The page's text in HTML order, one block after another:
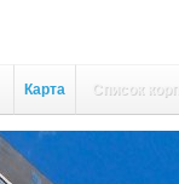
Карта Список